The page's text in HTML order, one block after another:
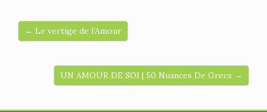
← Le vertige de l’Amour
UN AMOUR DE SOI | 50 Nuances De Grecs →